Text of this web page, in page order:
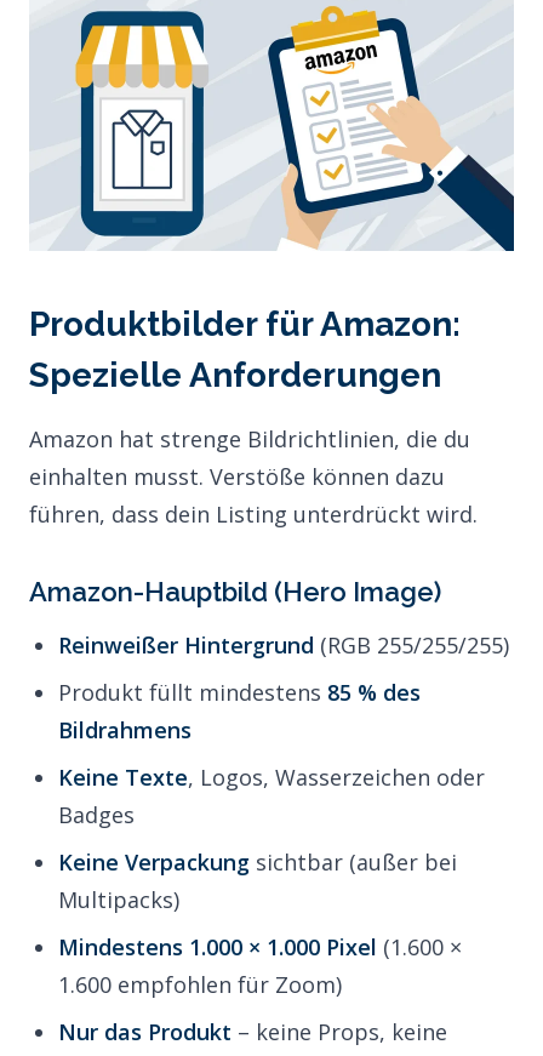
Produktbilder für Amazon:
Spezielle Anforderungen
Amazon hat strenge Bildrichtlinien, die du
einhalten musst. Verstöße können dazu
führen, dass dein Listing unterdrückt wird.
Amazon-Hauptbild (Hero Image)
Reinweißer Hintergrund (RGB 255/255/255)
Produkt füllt mindestens 85 % des
Bildrahmens
Keine Texte, Logos, Wasserzeichen oder
Badges
Keine Verpackung sichtbar (außer bei
Multipacks)
Mindestens 1.000 × 1.000 Pixel (1.600 ×
1.600 empfohlen für Zoom)
Nur das Produkt – keine Props, keine